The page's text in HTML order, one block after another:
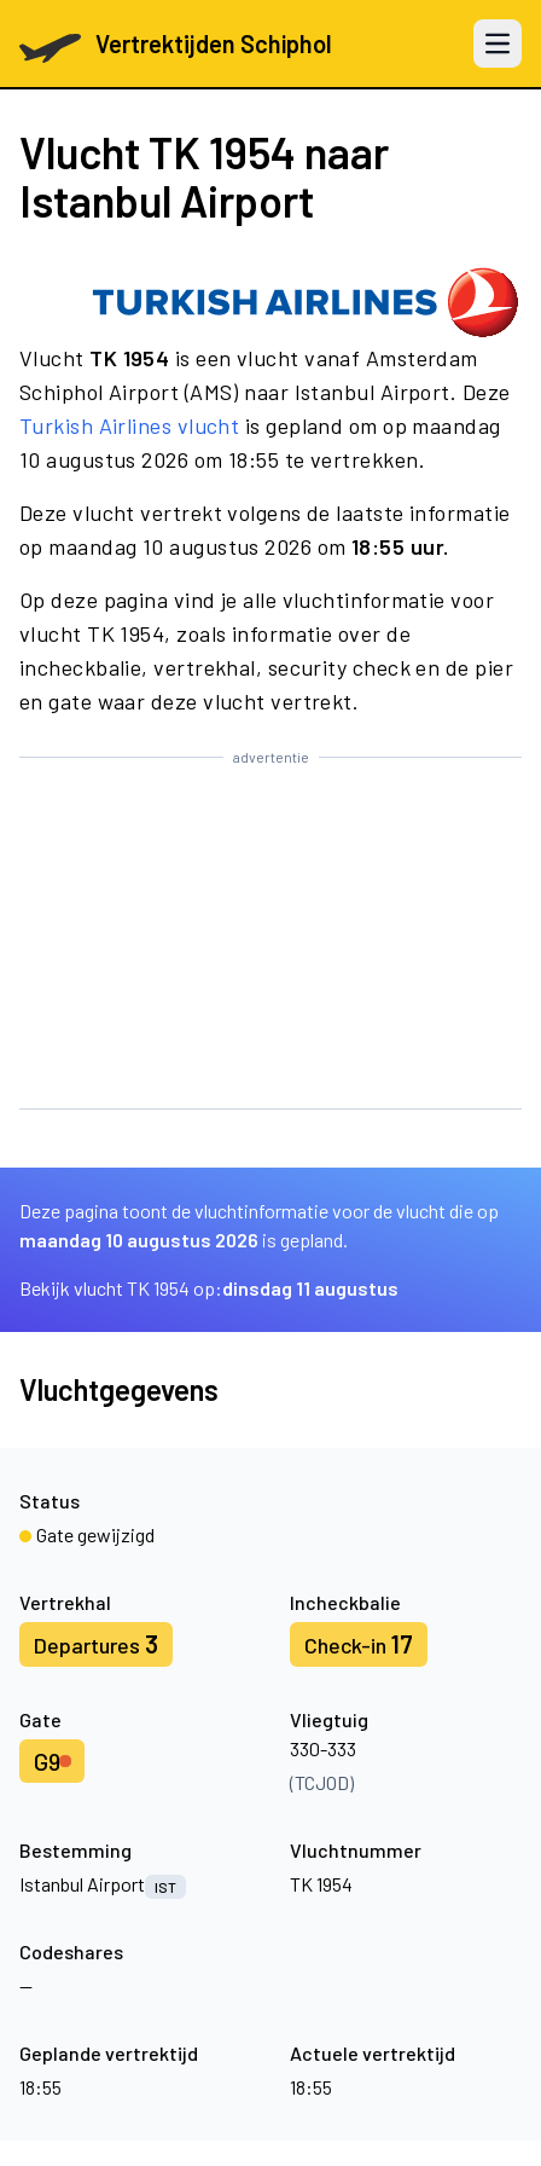
Vertrektijden Schiphol Open
Vlucht TK 1954 naar
Istanbul Airport
Vlucht TK 1954 is een vlucht vanaf Amsterdam
Schiphol Airport (AMS) naar Istanbul Airport. Deze
Turkish Airlines vlucht is gepland om op maandag
10 augustus 2026 om 18:55 te vertrekken.
Deze vlucht vertrekt volgens de laatste informatie
op maandag 10 augustus 2026 om 18:55 uur.
Op deze pagina vind je alle vluchtinformatie voor
vlucht TK 1954, zoals informatie over de
incheckbalie, vertrekhal, security check en de pier
en gate waar deze vlucht vertrekt.
advertentie
Deze pagina toont de vluchtinformatie voor de vlucht die op
maandag 10 augustus 2026 is gepland.
Bekijk vlucht TK 1954 op:dinsdag 11 augustus
Vluchtgegevens
Vertrekhal
Departures 3
Incheckbalie
Check-in 17
Gate
G9
Vliegtuig
330-333
(TCJOD)
Status
Gate gewijzigd
Bestemming
Istanbul Airport
IST
Vluchtnummer
TK 1954
Codeshares
—
Geplande vertrektijd
18:55
Actuele vertrektijd
18:55